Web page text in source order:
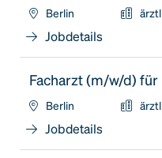
Berlin
Jobdetails
Facharzt (m/w/d) für
Berlin
Jobdetails